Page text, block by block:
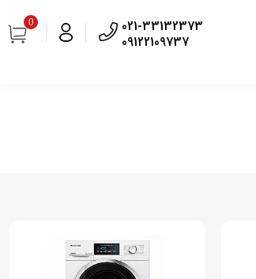
021-33132373
09122109737
0